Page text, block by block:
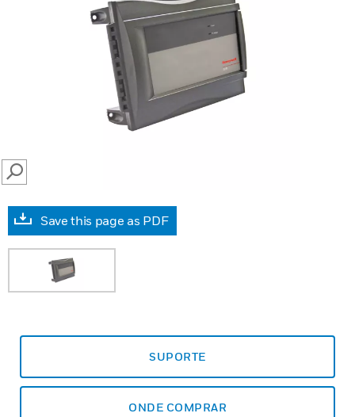
SEARCH
Save this page as PDF
SUPORTE
ONDE COMPRAR